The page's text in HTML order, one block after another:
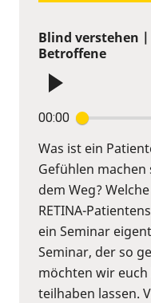
Blind verstehen
Betroffene
00:00
Was ist ein
Gefühlen
dem Weg?
RETINA-
ein Seminar
Seminar, der so
möchten wir
teilhaben lassen.